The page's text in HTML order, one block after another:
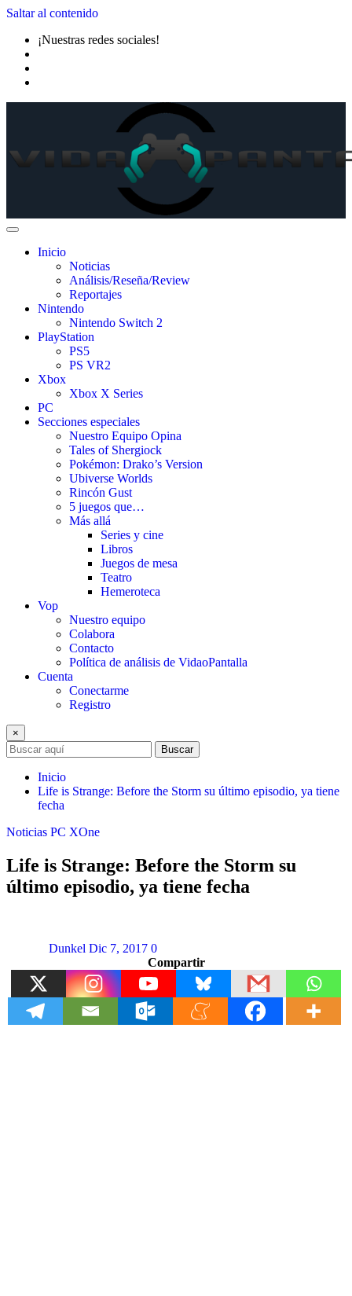
Saltar al contenido
¡Nuestras redes sociales!
Inicio
Noticias
Análisis/Reseña/Review
Reportajes
Nintendo
Nintendo Switch 2
PlayStation
PS5
PS VR2
Xbox
Xbox X Series
PC
Secciones especiales
Nuestro Equipo Opina
Tales of Shergiock
Pokémon: Drako’s Version
Ubiverse Worlds
Rincón Gust
5 juegos que…
Más allá
Series y cine
Libros
Juegos de mesa
Teatro
Hemeroteca
Vop
Nuestro equipo
Colabora
Contacto
Política de análisis de VidaoPantalla
Cuenta
Conectarme
Registro
×
Buscar
Inicio
Life is Strange: Before the Storm su último episodio, ya tiene
fecha
Noticias PC XOne
Life is Strange: Before the Storm su
último episodio, ya tiene fecha
Dunkel Dic 7, 2017 0
Compartir